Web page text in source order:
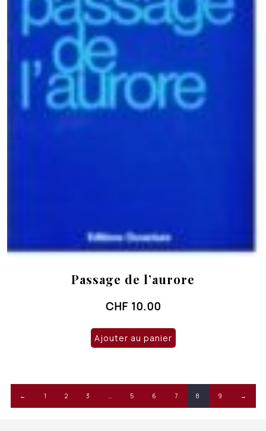
Passage de l’aurore
CHF 10.00
Ajouter au panier
← 1 2 3 5 6 7 8 9 →